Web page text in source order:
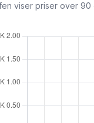
viser priser over 90